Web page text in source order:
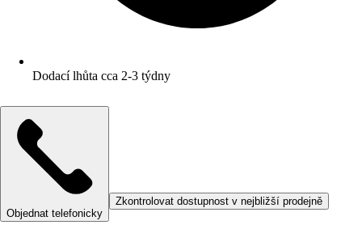
Dodací lhůta cca 2-3 týdny
Objednat telefonicky
Zkontrolovat dostupnost v nejbližší prodejně